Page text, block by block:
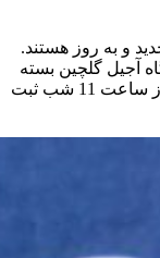
و به روز هستند.
آجیل گلچین بسته
بندی و ارسال خواهد شد. اگر سفارش تا قبل از ساعت 11 شب ثبت